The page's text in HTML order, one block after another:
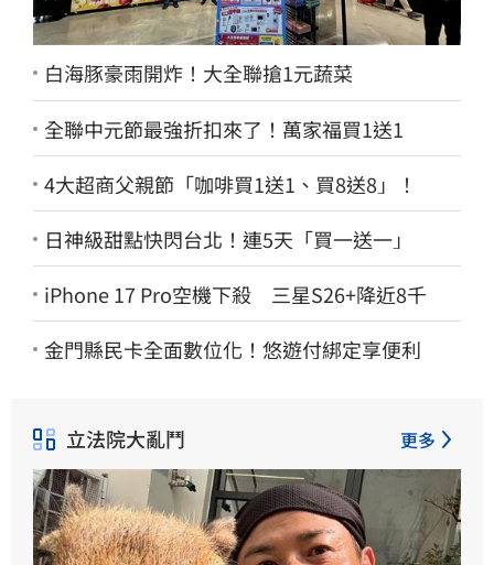
白海豚豪雨開炸！大全聯搶1元蔬菜
全聯中元節最強折扣來了！萬家福買1送1
4大超商父親節「咖啡買1送1、買8送8」！
日神級甜點快閃台北！連5天「買一送一」
iPhone 17 Pro空機下殺 三星S26+降近8千
金門縣民卡全面數位化！悠遊付綁定享便利
立法院大亂鬥 更多